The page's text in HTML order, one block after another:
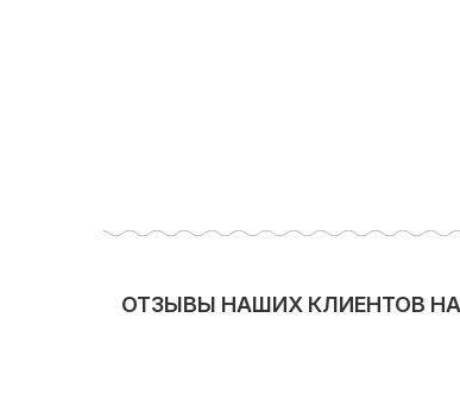
ОТЗЫВЫ НАШИХ КЛИЕНТОВ НА